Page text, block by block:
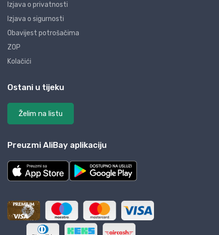
Izjava o privatnosti
Izjava o sigurnosti
Obavijest potrošačima
ZOP
Kolačići
Ostani u tijeku
Želim na listu
Preuzmi AliBay aplikaciju